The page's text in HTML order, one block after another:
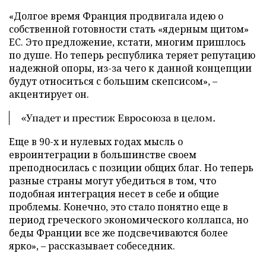
«Долгое время Франция продвигала идею о
собственной готовности стать «ядерным щитом»
ЕС. Это предложение, кстати, многим пришлось
по душе. Но теперь республика теряет репутацию
надежной опоры, из-за чего к данной концепции
будут относиться с большим скепсисом», –
акцентирует он.
«Упадет и престиж Евросоюза в целом.
Еще в 90-х и нулевых годах мысль о
евроинтеграции в большинстве своем
преподносилась с позиции общих благ. Но теперь
разные страны могут убедиться в том, что
подобная интеграция несет в себе и общие
проблемы. Конечно, это стало понятно еще в
период греческого экономического коллапса, но
беды Франции все же подсвечиваются более
ярко», – рассказывает собеседник.